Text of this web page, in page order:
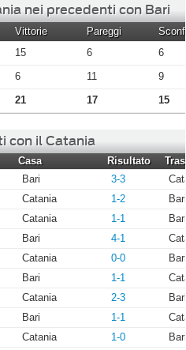
nei precedenti con Bari
Vittorie Pareggi
15 6
6
6 11
9
21 17 15
con il Catania
Casa Risultato
Bari 3-3
Catania 1-2
Bari
Catania 1-1
Bari
Bari 4-1
Catania 0-0
Bari
Bari 1-1
Catania 2-3
Bari
Bari 1-1
Catania 1-0
Bari